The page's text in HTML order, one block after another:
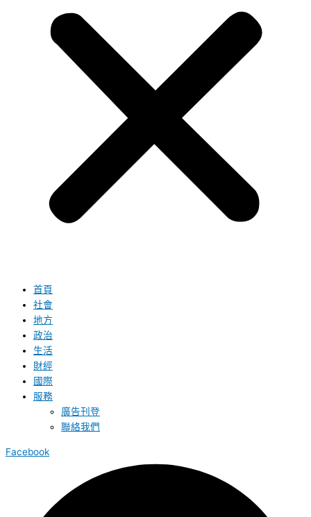
首頁
社會
地方
政治
生活
財經
國際
服務
廣告刊登
聯絡我們
Facebook